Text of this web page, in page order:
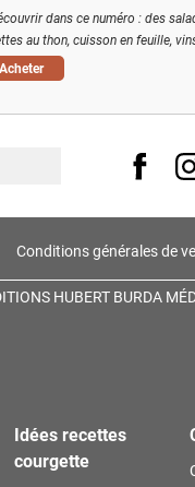
dans ce numéro : des
au thon, cuisson en feuille,
Acheter
Visit us
Conditions générales de
HUBERT BURDA
Idées recettes
courgette